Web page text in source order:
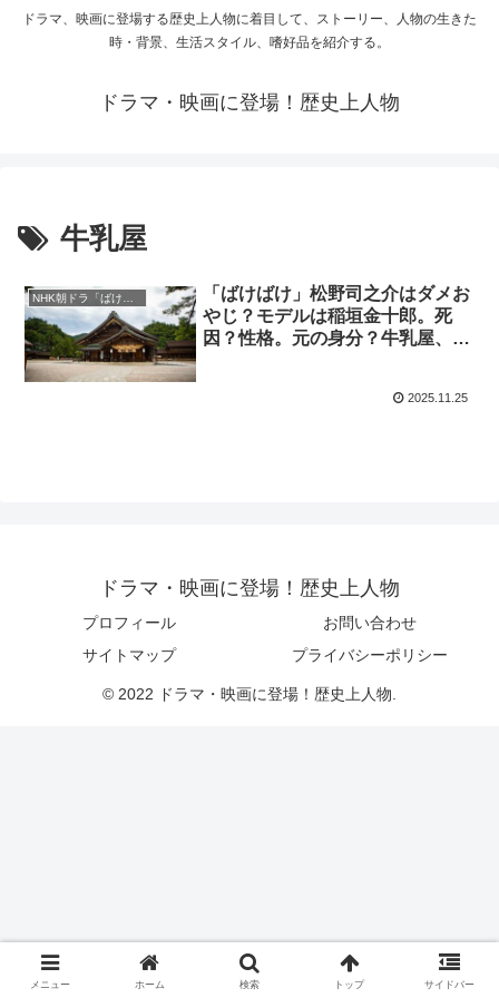
ドラマ、映画に登場する歴史上人物に着目して、ストーリー、人物の生きた
時・背景、生活スタイル、嗜好品を紹介する。
ドラマ・映画に登場！歴史上人物
牛乳屋
「ばけばけ」松野司之介はダメお
やじ？モデルは稲垣金十郎。死
因？性格。元の身分？牛乳屋、う
2025.11.25
ドラマ・映画に登場！歴史上人物
プロフィール
お問い合わせ
サイトマップ
プライバシーポリシー
© 2022 ドラマ・映画に登場！歴史上人物.
メニュー ホーム 検索 トップ サイドバー